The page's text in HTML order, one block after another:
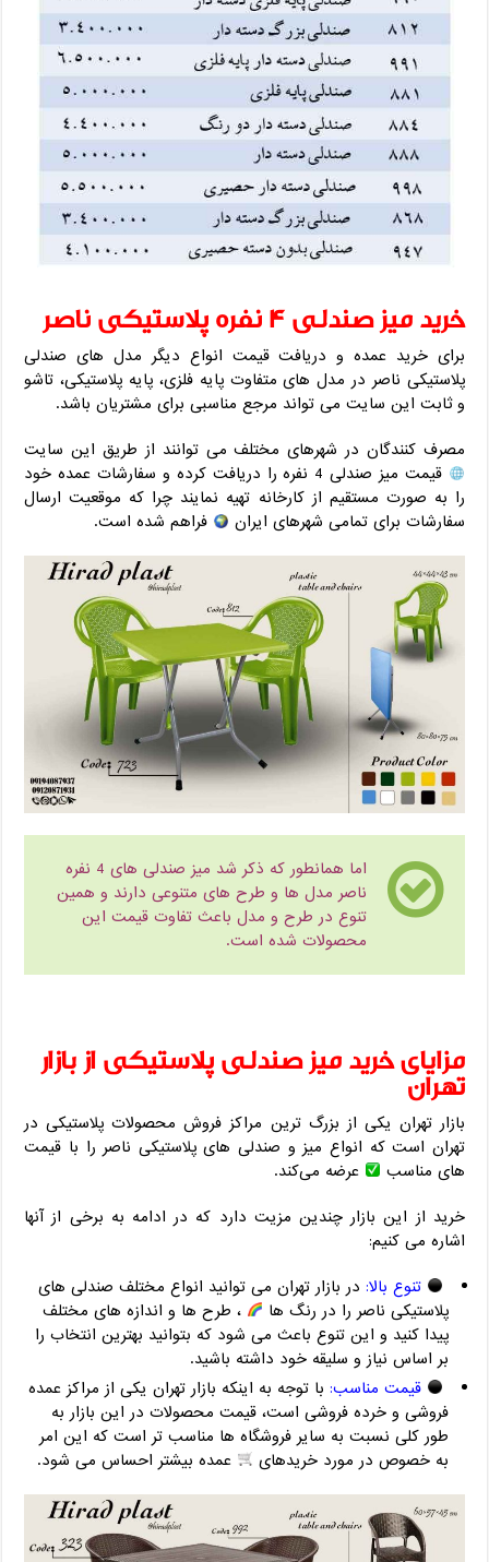
خرید میز صندلی 4 نفره پلاستیکی ناصر
برای خرید عمده و دریافت قیمت انواع دیگر مدل های صندلی
پلاستیکی ناصر در مدل های متفاوت پایه فلزی، پایه پلاستیکی، تاشو
و ثابت این سایت می تواند مرجع مناسبی برای مشتریان باشد.
مصرف کنندگان در شهرهای مختلف می توانند از طریق این سایت
قیمت میز صندلی 4 نفره را دریافت کرده و سفارشات عمده خود
را به صورت مستقیم از کارخانه تهیه نمایند چرا که موقعیت ارسال
سفارشات برای تمامی شهرهای ایران
فراهم شده است.
اما همانطور که ذکر شد میز صندلی های 4 نفره
ناصر مدل ها و طرح های متنوعی دارند و همین
تنوع در طرح و مدل باعث تفاوت قیمت این
محصولات شده است.
مزایای خرید میز صندلی پلاستیکی از بازار
تهران
بازار تهران یکی از بزرگ ترین مراکز فروش محصولات پلاستیکی در
تهران است که انواع میز و صندلی های پلاستیکی ناصر را با قیمت
های مناسب
عرضه می‌کند.
خرید از این بازار چندین مزیت دارد که در ادامه به برخی از آنها
اشاره می کنیم:
تنوع بالا: در بازار تهران می توانید انواع مختلف صندلی های
پلاستیکی ناصر را در رنگ ها
، طرح ها و اندازه های مختلف
پیدا کنید و این تنوع باعث می شود که بتوانید بهترین انتخاب را
بر اساس نیاز و سلیقه خود داشته باشید.
قیمت مناسب: با توجه به اینکه بازار تهران یکی از مراکز عمده
فروشی و خرده فروشی است، قیمت محصولات در این بازار به
طور کلی نسبت به سایر فروشگاه ها مناسب تر است که این امر
به خصوص در مورد خریدهای
عمده بیشتر احساس می شود.